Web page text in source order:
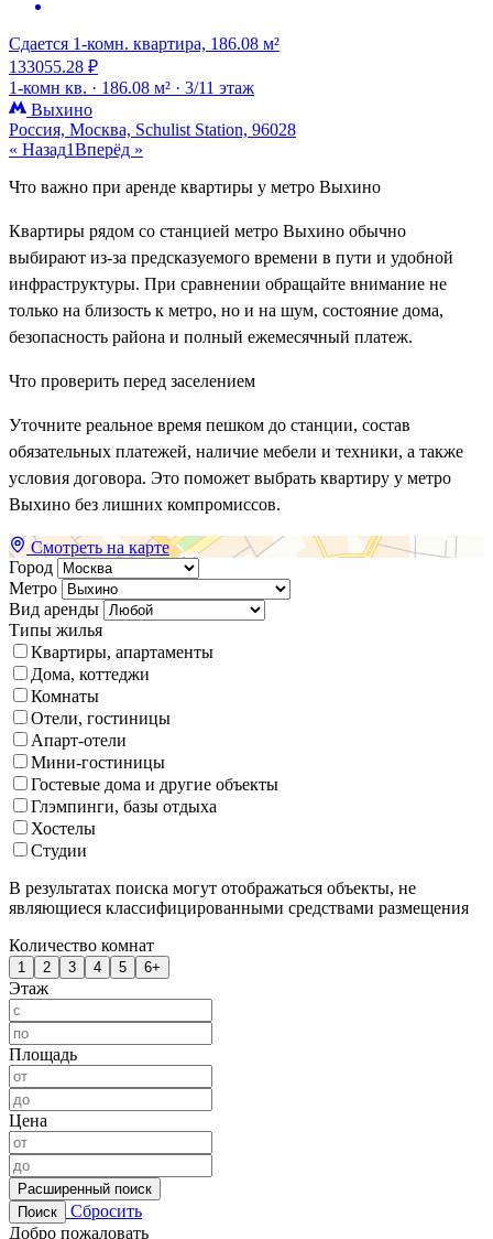
Сдается 1-комн. квартира, 186.08 м²
133055.28 ₽
1-комн кв. · 186.08 м² · 3/11 этаж
Выхино
Россия, Москва, Schulist Station, 96028
« Назад1Вперёд »
Что важно при аренде квартиры у метро Выхино
Квартиры рядом со станцией метро Выхино обычно
выбирают из-за предсказуемого времени в пути и удобной
инфраструктуры. При сравнении обращайте внимание не
только на близость к метро, но и на шум, состояние дома,
безопасность района и полный ежемесячный платеж.
Что проверить перед заселением
Уточните реальное время пешком до станции, состав
обязательных платежей, наличие мебели и техники, а также
условия договора. Это поможет выбрать квартиру у метро
Выхино без лишних компромиссов.
Смотреть на карте
Город
Метро
Вид аренды
Типы жилья
Квартиры, апартаменты
Дома, коттеджи
Комнаты
Отели, гостиницы
Апарт-отели
Мини-гостиницы
Гостевые дома и другие объекты
Глэмпинги, базы отдыха
Хостелы
Студии
В результатах поиска могут отображаться объекты, не
являющиеся классифицированными средствами размещения
Количество комнат
1 2 3 4 5 6+
Этаж
Площадь
Цена
Расширенный поиск
Поиск
Сбросить
Добро пожаловать